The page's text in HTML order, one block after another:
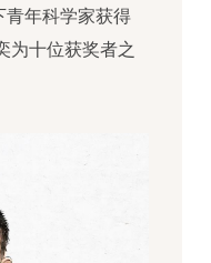
青年科学家获得
为十位获奖者之